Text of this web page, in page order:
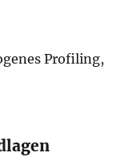
Profiling,